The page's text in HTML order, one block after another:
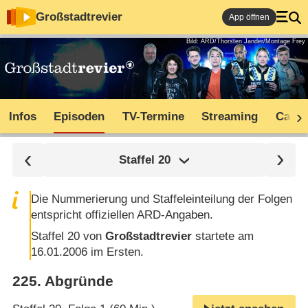
Großstadtrevier App öffnen
Bild: ARD/Thorsten Jander/Montage Frey
Infos Episoden TV-Termine Streaming Cast
Staffel 20
Die Nummerierung und Staffeleinteilung der Folgen
entspricht offiziellen ARD-Angaben.
Staffel 20 vonGroßstadtrevier startete am
16.01.2006 im Ersten.
225. Abgründe